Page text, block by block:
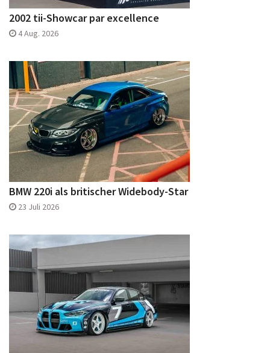
2002 tii-Showcar par excellence
4 Aug. 2026
BMW 220i als britischer Widebody-Star
23 Juli 2026